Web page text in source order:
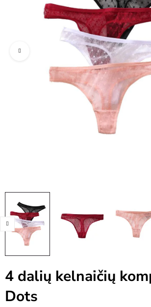
4 dalių kelnaičių
Dots